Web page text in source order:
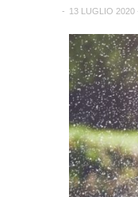
13 LUGLIO 2020